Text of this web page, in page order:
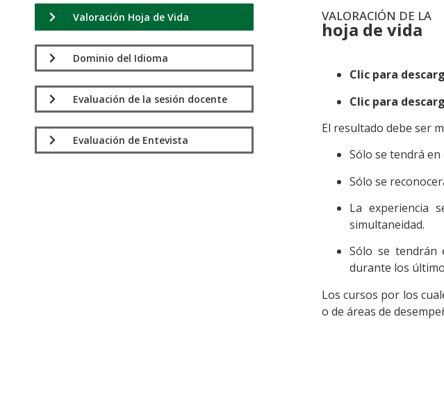
Valoración Hoja de Vida
Dominio del Idioma
Evaluación de la sesión docente
Evaluación de Entevista
VALORACIÓN DE LA
hoja de vida
Clic para
Clic para
El resultado debe ser
Sólo se tendrá
Sólo se
La experiencia
simultaneidad.
Sólo se tendrán
durante los
Los cursos por los
o de áreas de